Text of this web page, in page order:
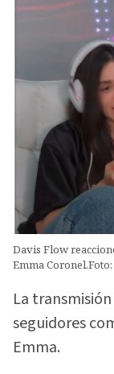
Davis Flow
Emma
La
seguidores
Emma.